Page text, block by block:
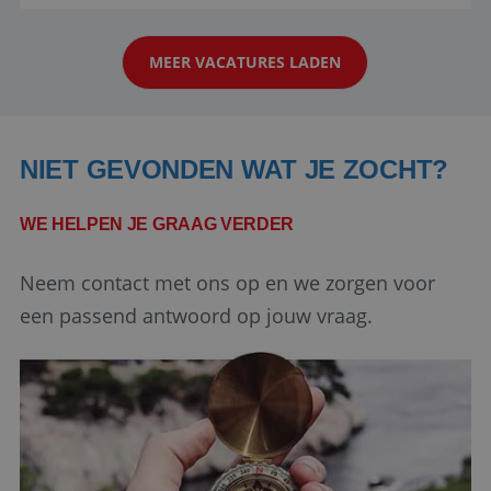
klanten te overtuigen om die droomreis te
boeken! ...
MEER VACATURES LADEN
NIET GEVONDEN WAT JE ZOCHT?
WE HELPEN JE GRAAG VERDER
Neem contact met ons op en we zorgen voor
een passend antwoord op jouw vraag.
Naam
Aanbieder/
Domein
PHPSESSID
PHP.net
Google Privacy Policy